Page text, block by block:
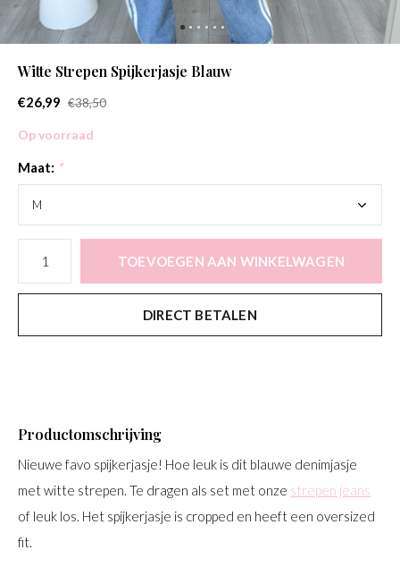
Witte Strepen Spijkerjasje Blauw
€26,99 €38,50
Op voorraad
Maat: *
TOEVOEGEN AAN WINKELWAGEN
DIRECT BETALEN
Productomschrijving
Nieuwe favo spijkerjasje! Hoe leuk is dit blauwe denimjasje
met witte strepen. Te dragen als set met onze strepen jeans
of leuk los. Het spijkerjasje is cropped en heeft een oversized
fit.